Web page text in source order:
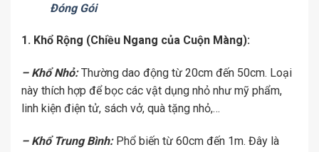
Đóng Gói
1. Khổ Rộng (Chiều Ngang của Cuộn Màng):
– Khổ Nhỏ: Thường dao động từ 20cm đến 50cm. Loại
này thích hợp để bọc các vật dụng nhỏ như mỹ phẩm,
linh kiện điện tử, sách vở, quà tặng nhỏ,…
– Khổ Trung Bình: Phổ biến từ 60cm đến 1m. Đây là